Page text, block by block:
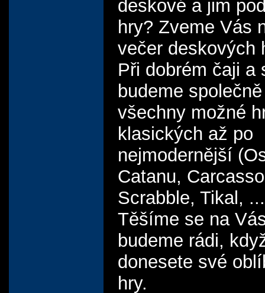
deskové a jim
hry? Zveme Vás
večer deskových
Při dobrém čaji a
budeme
všechny možné
klasických až po
nejmodernější
Catanu,
Scrabble, Tikal,
Těšíme se na
budeme rádi,
donesete své
hry.